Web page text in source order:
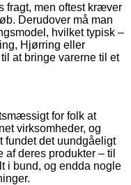
fragt, men oftest kræver
Derudover må man
hvilket typisk –
Hjørring eller
at bringe varerne til et
for folk at
virksomheder, og
fundet det uundgåeligt
deres produkter – til
i bund, og endda nogle